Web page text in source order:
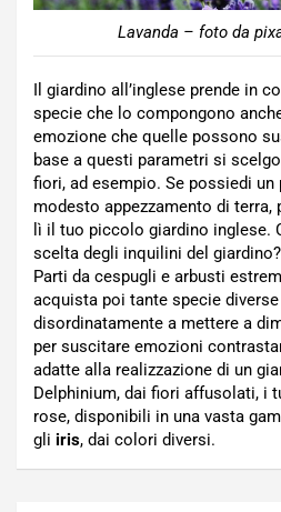
Lavanda – foto da
Il giardino all’inglese prende in
specie che lo compongono
emozione che quelle possono
base a questi parametri si
fiori, ad esempio. Se possiedi
modesto appezzamento di terra,
lì il tuo piccolo giardino inglese.
scelta degli inquilini del giardino?
Parti da cespugli e arbusti
acquista poi tante specie
disordinatamente a mettere a
per suscitare emozioni
adatte alla realizzazione di un
Delphinium, dai fiori affusolati, i
rose, disponibili in una vasta
gli iris, dai colori diversi.